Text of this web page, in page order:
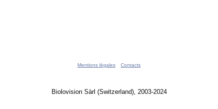
Mentions légales Contacts
Biolovision Sàrl (Switzerland), 2003-2024